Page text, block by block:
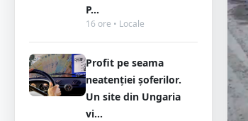
P...
16 ore • Locale
Profit pe seama
neatenției șoferilor.
Un site din Ungaria
vi...